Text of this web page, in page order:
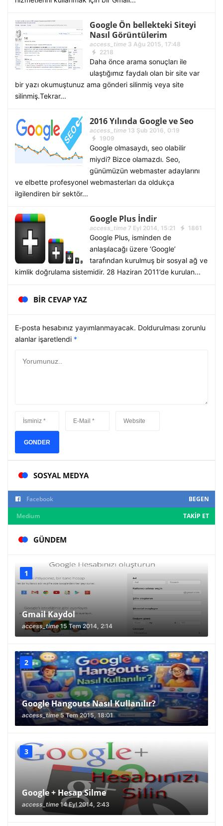
Google Ön bellekteki Siteyi
Nasıl Görüntülerim
access_time3 Ağu 2015, 17:48
2218
Daha önce arama sonuçları ile
ulaştığımız faydalı olan bir site var
bir yazı okumuştunuz ama gönderi silinmiş veya site
silinmiş.Tekrar...
2016 Yılında Google ve Seo
access_time13 Şub 2016, 0:19
1909
Google olmasaydı, seo olabilir
miydi? Bizce olamazdı. Seo,
günümüzün webmaster adaylarını
ve elbette profesyonel webmasterları da oldukça
ilgilendiren bir sektör...
Google Plus İndir
access_time7 Eyl 2014, 15:21 1861
Google Plus, isminden de
anlaşılacağı üzere ‘Google’
tarafından kurulmuş bir sosyal ağ ve
kimlik doğrulama sistemidir. 28 Haziran 2011’de kurulan...
BIR CEVAP YAZ
E-posta hesabınız yayımlanmayacak. Doldurulması zorunlu
alanlar işaretlendi *
GONDER
SOSYAL MEDYA
Facebook
BEGEN
Medium
TAKIP ET
GÜNDEM
Gmail Kaydol
access_time15 Tem 2014, 2:14
Google Hangouts Nasıl Kullanılır?
access_time 5 Tem 2015, 18:01
Google + Hesap Silme
access_time 14 Eyl 2014, 2:43